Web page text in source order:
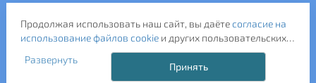
ИНН: 7731286301
ОГРН: 1157746583092
121357, г. Москва, ул. Верейская, д. 29, стр. 35
Продолжая использовать наш сайт, вы даётесогласие на
использование файлов cookieи других пользовательских
данных (включая IP-адрес, сведения о местоположении,
устройстве, действиях на сайте и т. п.) для
функционирования сайта, проведения статистических
Развернуть
Принять